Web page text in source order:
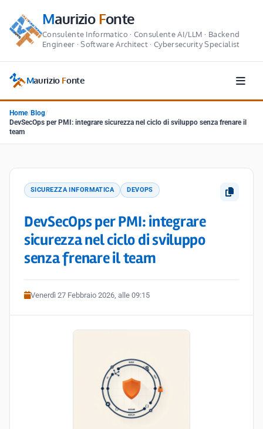
MaurizioFonte
Consulente Informatico · Consulente AI/LLM · Backend
Engineer · Software Architect · Cybersecurity Specialist
Maurizio Fonte
Home/ Blog/
DevSecOps per PMI: integrare sicurezza nel ciclo di sviluppo senza frenare il
team
SICUREZZA INFORMATICA DEVOPS
DevSecOps per PMI: integrare
sicurezza nel ciclo di sviluppo
senza frenare il team
Venerdì 27 Febbraio 2026, alle 09:15